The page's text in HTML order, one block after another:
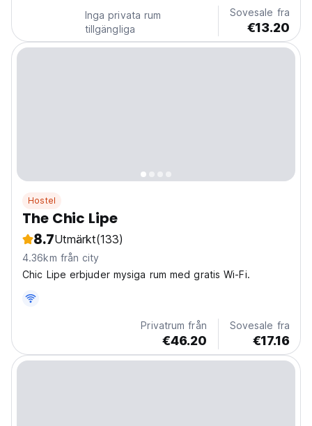
Inga privata rum
tillgängliga
Sovesale fra
€13.20
Hostel
The Chic Lipe
8.7Utmärkt(133)
4.36km från city
Chic Lipe erbjuder mysiga rum med gratis Wi-Fi.
Privatrum från
€46.20
Sovesale fra
€17.16